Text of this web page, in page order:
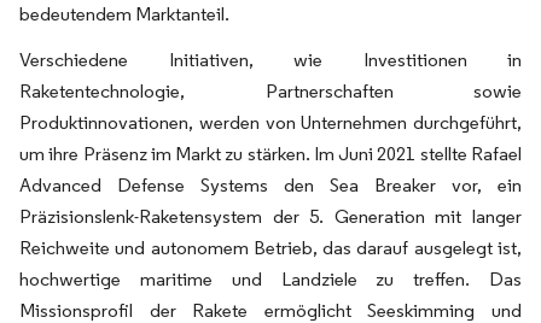
bedeutendem Marktanteil.
Verschiedene Initiativen, wie Investitionen in
Raketentechnologie, Partnerschaften sowie
Produktinnovationen, werden von Unternehmen durchgeführt,
um ihre Präsenz im Markt zu stärken. Im Juni 2021 stellte Rafael
Advanced Defense Systems den Sea Breaker vor, ein
Präzisionslenk-Raketensystem der 5. Generation mit langer
Reichweite und autonomem Betrieb, das darauf ausgelegt ist,
hochwertige maritime und Landziele zu treffen. Das
Missionsprofil der Rakete ermöglicht Seeskimming und